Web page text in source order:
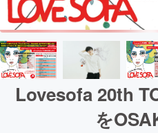
Lovesofa 20th
を